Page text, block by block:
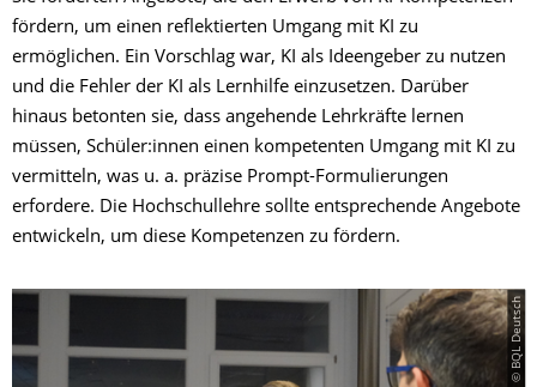
fördern, um einen reflektierten Umgang mit KI zu
ermöglichen. Ein Vorschlag war, KI als Ideengeber zu nutzen
und die Fehler der KI als Lernhilfe einzusetzen. Darüber
hinaus betonten sie, dass angehende Lehrkräfte lernen
müssen, Schüler:innen einen kompetenten Umgang mit KI zu
vermitteln, was u. a. präzise Prompt-Formulierungen
erfordere. Die Hochschullehre sollte entsprechende Angebote
entwickeln, um diese Kompetenzen zu fördern.
© BQL Deutsch